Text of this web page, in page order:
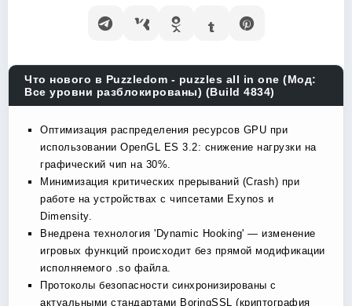
Что нового в Puzzledom - puzzles all in one (Мод:
Все уровни разблокированы) (Build 4834)
Оптимизация распределения ресурсов GPU при
использовании OpenGL ES 3.2: снижение нагрузки на
графический чип на 30%.
Минимизация критических прерываний (Crash) при
работе на устройствах с чипсетами Exynos и
Dimensity.
Внедрена технология 'Dynamic Hooking' — изменение
игровых функций происходит без прямой модификации
исполняемого .so файла.
Протоколы безопасности синхронизированы с
актуальными стандартами BoringSSL (криптография